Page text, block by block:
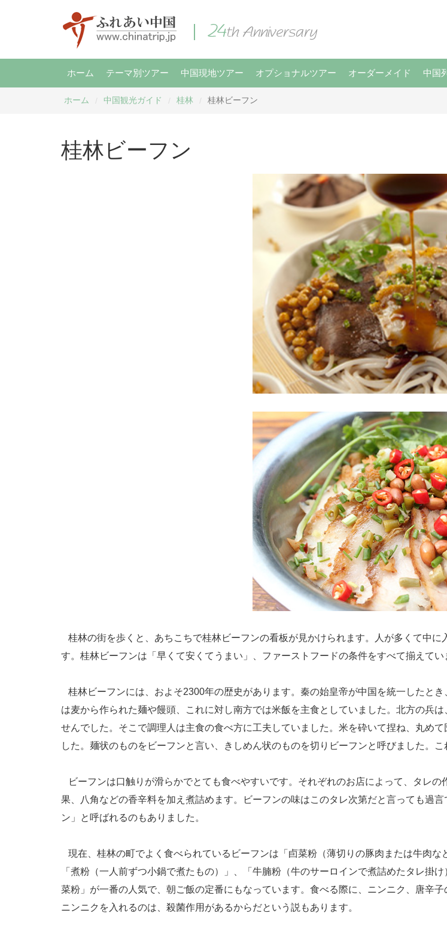
ホーム テーマ別ツアー 中国現地ツアー オプショナルツアー オーダーメイド 中国
ホーム 中国観光ガイド 桂林 桂林ビーフン
桂林ビーフン
桂林の街を歩くと、あちこちで桂林ビーフンの看板が見かけられます。人が多くて中
す。桂林ビーフンは「早くて安くてうまい」、ファーストフードの条件をすべて揃えてい
桂林ビーフンには、およそ2300年の歴史があります。秦の始皇帝が中国を統一したと
は麦から作られた麺や饅頭、これに対し南方では米飯を主食としていました。北方の兵
せんでした。そこで調理人は主食の食べ方に工夫していました。米を砕いて捏ね、丸め
した。麺状のものをビーフンと言い、きしめん状のものを切りビーフンと呼びました。
ビーフンは口触りが滑らかでとても食べやすいです。それぞれのお店によって、タレ
果、八角などの香辛料を加え煮詰めます。ビーフンの味はこのタレ次第だと言っても過
ン 」と呼ばれるのもありました。
現在、桂林の町でよく食べられているビーフンは「卣菜粉（薄切りの豚肉または牛肉な
「煮粉（一人前ずつ小鍋で煮たもの）」、「牛腩粉（牛のサーロインで煮詰めたタレ掛
菜粉」が一番の人気で、朝ご飯の定番にもなっています。食べる際に、ニンニク、唐辛
ニンニクを入れるのは、殺菌作用があるからだという説もあります。